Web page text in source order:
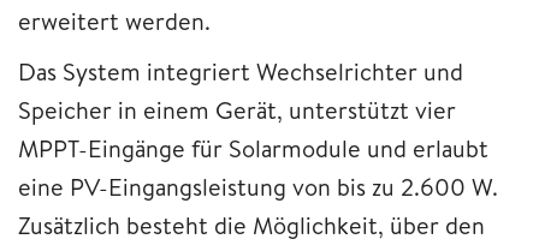
erweitert werden.
Das System integriert Wechselrichter und
Speicher in einem Gerät, unterstützt vier
MPPT-Eingänge für Solarmodule und erlaubt
eine PV-Eingangsleistung von bis zu 2.600 W.
Zusätzlich besteht die Möglichkeit, über den